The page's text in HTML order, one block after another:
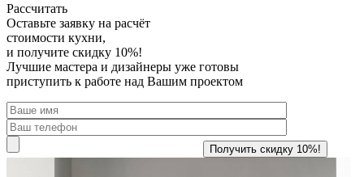
Рассчитать
Оставьте заявку на расчёт
стоимости кухни,
и получите скидку 10%!
Лучшие мастера и дизайнеры уже готовы
приступить к работе над Вашим проектом